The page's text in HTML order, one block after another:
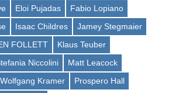
Eloi Pujadas
Fabio Lopiano
Isaac Childres
Jamey Stegmaier
FOLLETT
Klaus Teuber
Niccolini
Matt Leacock
Kramer
Prospero Hall